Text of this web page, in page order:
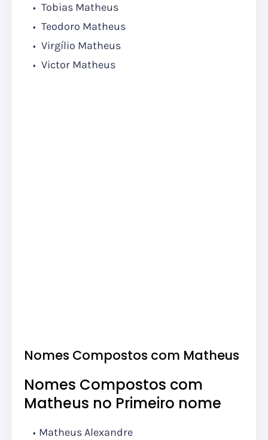
Tobias Matheus
Teodoro Matheus
Virgílio Matheus
Victor Matheus
Nomes Compostos com Matheus
Nomes Compostos com
Matheus no Primeiro nome
Matheus Alexandre